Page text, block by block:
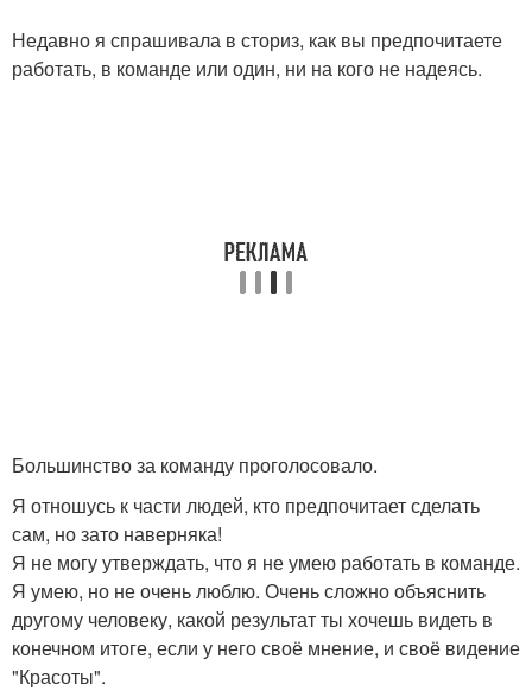
Недавно я спрашивала в сториз, как вы предпочитаете
работать, в команде или один, ни на кого не надеясь.
Большинство за команду проголосовало.
Я отношусь к части людей, кто предпочитает сделать
сам, но зато наверняка!
Я не могу утверждать, что я не умею работать в команде.
Я умею, но не очень люблю. Очень сложно объяснить
другому человеку, какой результат ты хочешь видеть в
конечном итоге, если у него своё мнение, и своё видение
"Красоты".